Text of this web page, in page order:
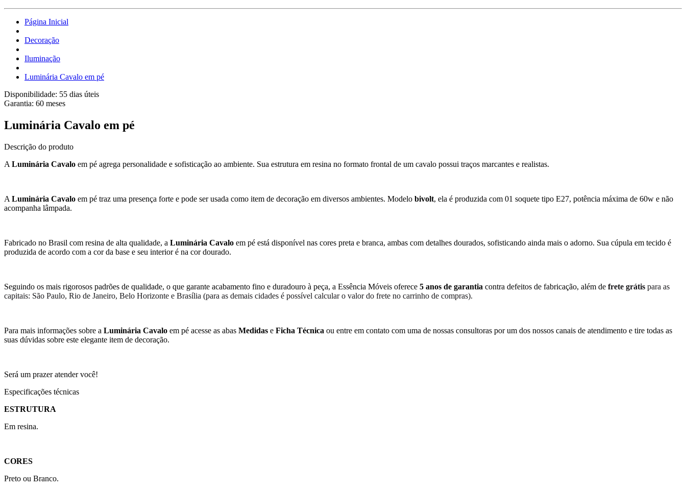
Página Inicial
Decoração
Iluminação
Luminária Cavalo em pé
Disponibilidade: 55 dias úteis
Garantia: 60 meses
Luminária Cavalo em pé
Descrição do produto
A Luminária Cavalo em pé agrega personalidade e sofisticação ao ambiente. Sua estrutura em resina no formato frontal de um cavalo possui traços marcantes e realistas.
A Luminária Cavalo em pé traz uma presença forte e pode ser usada como item de decoração em diversos ambientes. Modelo bivolt, ela é produzida com 01 soquete tipo E27, potência máxima de 60w e não
acompanha lâmpada.
Fabricado no Brasil com resina de alta qualidade, a Luminária Cavalo em pé está disponível nas cores preta e branca, ambas com detalhes dourados, sofisticando ainda mais o adorno. Sua cúpula em tecido é
produzida de acordo com a cor da base e seu interior é na cor dourado.
Seguindo os mais rigorosos padrões de qualidade, o que garante acabamento fino e duradouro à peça, a Essência Móveis oferece 5 anos de garantia contra defeitos de fabricação, além de frete grátis para as
capitais: São Paulo, Rio de Janeiro, Belo Horizonte e Brasília (para as demais cidades é possível calcular o valor do frete no carrinho de compras).
Para mais informações sobre a Luminária Cavalo em pé acesse as abas Medidas e Ficha Técnica ou entre em contato com uma de nossas consultoras por um dos nossos canais de atendimento e tire todas as
suas dúvidas sobre este elegante item de decoração.
Será um prazer atender você!
Especificações técnicas
ESTRUTURA
Em resina.
CORES
Preto ou Branco.